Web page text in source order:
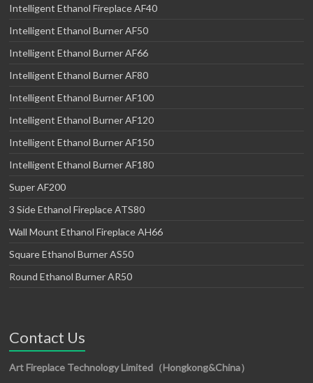
Intelligent Ethanol Fireplace AF40
Intelligent Ethanol Burner AF50
Intelligent Ethanol Burner AF66
Intelligent Ethanol Burner AF80
Intelligent Ethanol Burner AF100
Intelligent Ethanol Burner AF120
Intelligent Ethanol Burner AF150
Intelligent Ethanol Burner AF180
Super AF200
3 Side Ethanol Fireplace ATS80
Wall Mount Ethanol Fireplace AH66
Square Ethanol Burner AS50
Round Ethanol Burner AR50
Contact Us
Art Fireplace Technology Limited（Hongkong&China）